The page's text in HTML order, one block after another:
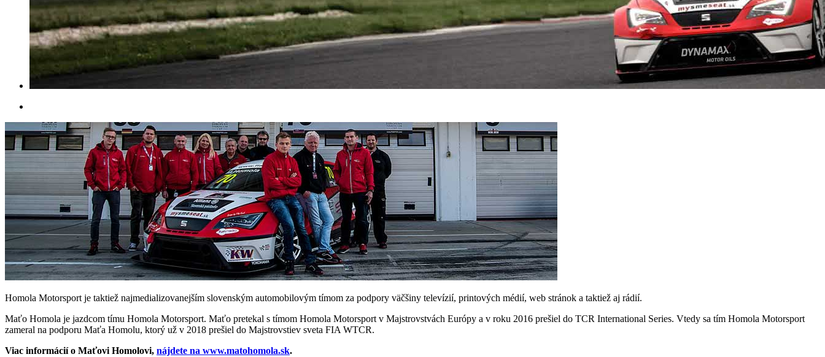
Homola Motorsport je taktiež najmedializovanejším slovenským automobilovým tímom za podpory väčšiny televízií, printových médií, web stránok a taktiež aj rádií.
Maťo Homola je jazdcom tímu Homola Motorsport. Maťo pretekal s tímom Homola Motorsport v Majstrovstvách Európy a v roku 2016 prešiel do TCR International Series. Vtedy sa tím Homola Motorsport
zameral na podporu Maťa Homolu, ktorý už v 2018 prešiel do Majstrovstiev sveta FIA WTCR.
Viac informácií o Maťovi Homolovi, nájdete na www.matohomola.sk.